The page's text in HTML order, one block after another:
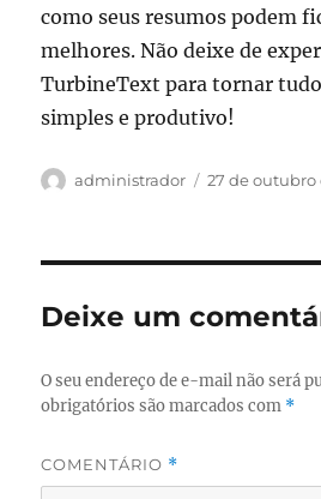
como seus resumos podem
melhores. Não deixe de
TurbineText para tornar
simples e produtivo!
Autor
administrador
Publicado
27 de outubro
Deixe um
O seu endereço de e-mail não será
obrigatórios são marcados com *
COMENTÁRIO *